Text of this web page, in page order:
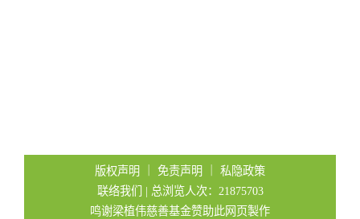
版权声明 免责声明
私隐政策
联络我们
| 总浏览人次：21875703
鸣谢梁植伟慈善基金赞助此网页製作